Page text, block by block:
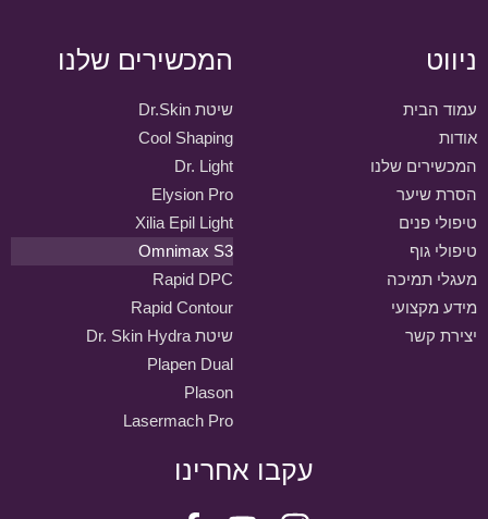
ניווט
עמוד הבית
אודות
המכשירים שלנו
הסרת שיער
טיפולי פנים
טיפולי גוף
מעגלי תמיכה
מידע מקצועי
יצירת קשר
המכשירים שלנו
שיטת Dr.Skin
Cool Shaping
Dr. Light
Elysion Pro
Xilia Epil Light
Omnimax S3
Rapid DPC
Rapid Contour
שיטת Dr. Skin Hydra
Plapen Dual
Plason
Lasermach Pro
עקבו אחרינו